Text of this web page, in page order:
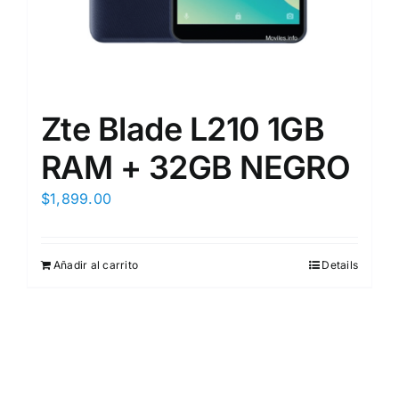
Zte Blade L210 1GB
RAM + 32GB NEGRO
$1,899.00
Añadir al carrito Details